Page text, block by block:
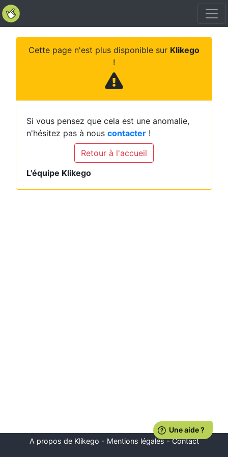
Cette page n'est plus disponible sur Klikego
!
Si vous pensez que cela est une anomalie,
n'hésitez pas à nous contacter !
Retour à l'accueil
L'équipe Klikego
A propos de Klikego - Mentions légales-Contact